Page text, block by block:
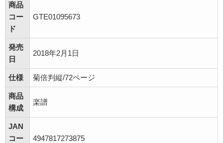
商品
コー
ド
GTE01095673
発売
日
2018年2月1日
仕様 菊倍判縦/72ページ
商品
構成
楽譜
JAN
コー
4947817273875